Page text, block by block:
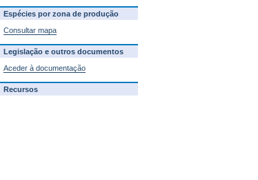
Espécies por zona de produção
Consultar mapa
Legislação e outros documentos
Aceder à documentação
Recursos